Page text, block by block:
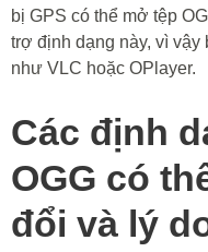
bị GPS có thể mở tệp
trợ định dạng này, vì vậy
như VLC hoặc OPlayer.
Các định
OGG có
đổi và lý